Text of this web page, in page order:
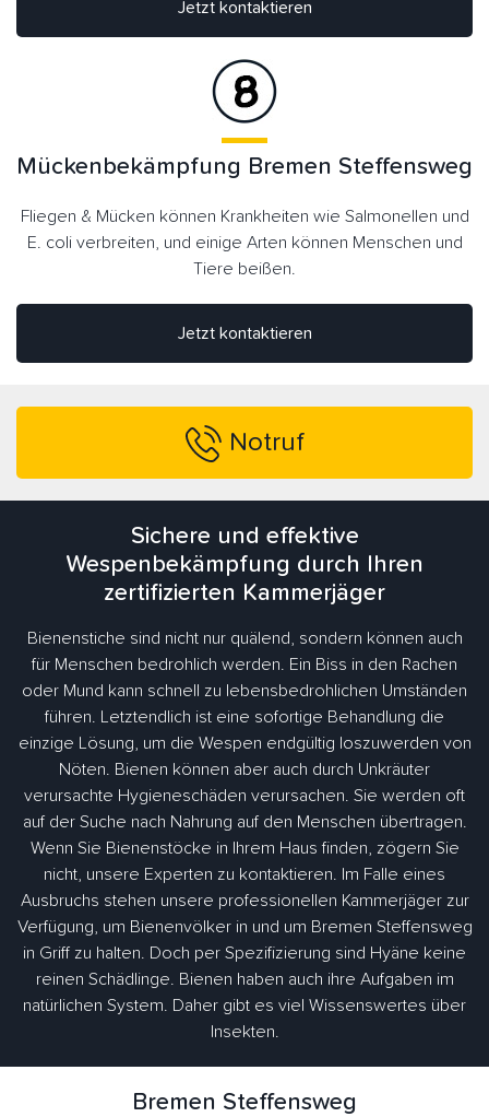
Jetzt kontaktieren
Jetzt kontaktieren
Mückenbekämpfung Bremen Steffensweg
Fliegen & Mücken können Krankheiten wie Salmonellen und
E. coli verbreiten, und einige Arten können Menschen und
Tiere beißen.
Notruf
Sichere und effektive
Wespenbekämpfung durch Ihren
zertifizierten Kammerjäger
Bienenstiche sind nicht nur quälend, sondern können auch
für Menschen bedrohlich werden. Ein Biss in den Rachen
oder Mund kann schnell zu lebensbedrohlichen Umständen
führen. Letztendlich ist eine sofortige Behandlung die
einzige Lösung, um die Wespen endgültig loszuwerden von
Nöten. Bienen können aber auch durch Unkräuter
verursachte Hygieneschäden verursachen. Sie werden oft
auf der Suche nach Nahrung auf den Menschen übertragen.
Wenn Sie Bienenstöcke in Ihrem Haus finden, zögern Sie
nicht, unsere Experten zu kontaktieren. Im Falle eines
Ausbruchs stehen unsere professionellen Kammerjäger zur
Verfügung, um Bienenvölker in und um Bremen Steffensweg
in Griff zu halten. Doch per Spezifizierung sind Hyäne keine
reinen Schädlinge. Bienen haben auch ihre Aufgaben im
natürlichen System. Daher gibt es viel Wissenswertes über
Insekten.
Bremen Steffensweg